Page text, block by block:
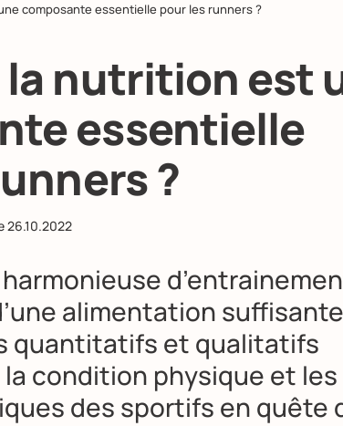
composante essentielle pour les runners ?
nutrition est
essentielle
?
26.10.2022
alimentation
quantitatifs et qualitatifs
condition physique et les
des sportifs en quête